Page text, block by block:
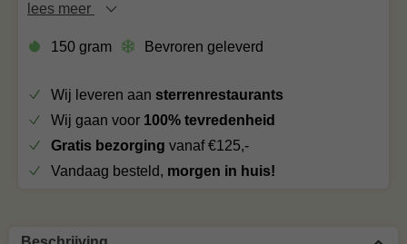
lees meer
150 gram Bevroren geleverd
Wij leveren aan sterrenrestaurants
Wij gaan voor 100% tevredenheid
Gratis bezorging vanaf €125,-
Vandaag besteld, morgen in huis!